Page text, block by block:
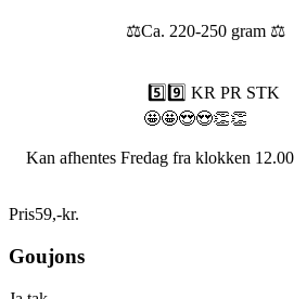
⚖️Ca. 220-250 gram ⚖️
5️⃣9️⃣ KR PR STK
🤩🤩😍😍👏👏
Kan afhentes Fredag fra klokken
Pris59,-kr.
Goujons